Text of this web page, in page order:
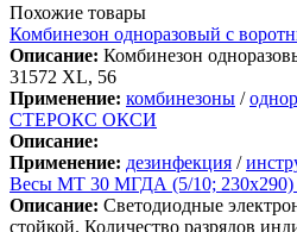
Похожие товары
Комбинезон одноразовый с
Описание: Комбинезон
31572 XL, 56
Применение: комбинезоны /
СТЕРОКС ОКСИ
Описание:
Применение: дезинфекция /
Весы МТ 30 МГДА (5/10; 230х290)
Описание: Светодиодные
стойкой. Количество разрядов